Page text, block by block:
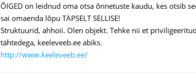
ÕIGED on leidnud oma otsa õnnetuste kaudu, kes otsib
sai omaenda lõpu TÄPSELT SELLISE!
Struktuurid, ahhoii. Olen objekt. Tehke nii et
tähtedega, keeleveeb.ee abiks.
http://www.keeleveeb.ee/